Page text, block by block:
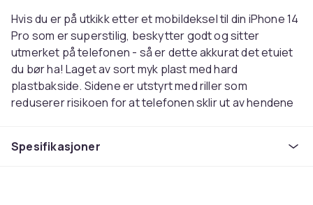
Hvis du er på utkikk etter et mobildeksel til din iPhone 14
Pro som er superstilig, beskytter godt og sitter
utmerket på telefonen - så er dette akkurat det etuiet
du bør ha! Laget av sort myk plast med hard
plastbakside. Sidene er utstyrt med riller som
reduserer risikoen for at telefonen sklir ut av hendene
Alle knappene er dekket for ekstra beskyttelse, men
Spesifikasjoner